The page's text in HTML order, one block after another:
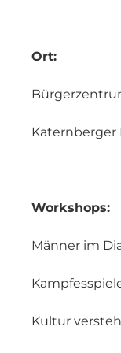
Ort:
Katernberger
Workshops:
Männer im
Kultur